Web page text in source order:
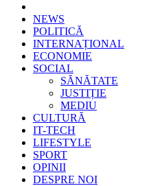
Epoca
Cele mai noi știri online din România
NEWS
POLITICĂ
INTERNAȚIONAL
ECONOMIE
SOCIAL
SĂNĂTATE
JUSTIȚIE
MEDIU
CULTURĂ
IT-TECH
LIFESTYLE
SPORT
OPINII
DESPRE NOI